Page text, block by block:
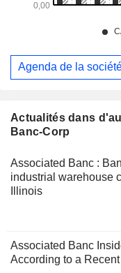
Actualités dans
Banc-Corp
Associated Banc :
industrial warehouse
Illinois
Associated Banc
According to a
Agenda de la